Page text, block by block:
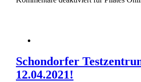
Schondorfer
12.04.2021!